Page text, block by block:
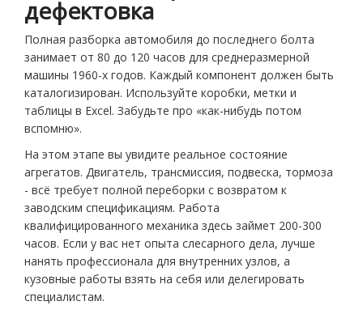
дефектовка
Полная разборка автомобиля до последнего болта
занимает от 80 до 120 часов для среднеразмерной
машины 1960-х годов. Каждый компонент должен быть
каталогизирован. Используйте коробки, метки и
таблицы в Excel. Забудьте про «как-нибудь потом
вспомню».
На этом этапе вы увидите реальное состояние
агрегатов. Двигатель, трансмиссия, подвеска, тормоза
- всё требует полной переборки с возвратом к
заводским спецификациям. Работа
квалифицированного механика здесь займет 200-300
часов. Если у вас нет опыта слесарного дела, лучше
нанять профессионала для внутренних узлов, а
кузовные работы взять на себя или делегировать
специалистам.